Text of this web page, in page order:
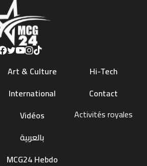
Art & Culture
International
Vidéos
بالعربية
MCG24 Hebdo
Hi-Tech
Contact
Activités royales